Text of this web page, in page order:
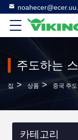
주도하는
집 > 상품 > 중국 주
카테고리